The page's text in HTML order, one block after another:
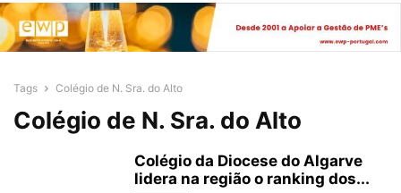
Tags Colégio de N. Sra. do Alto
Colégio de N. Sra. do Alto
Colégio da Diocese do Algarve
lidera na região o ranking dos...